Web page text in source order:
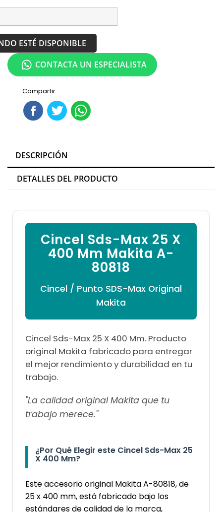
ESTÉ DISPONIBLE
Compartir
CONTACTA UN ESPECIALISTA
DESCRIPCIÓN
DETALLES DEL PRODUCTO
Cincel Sds-Max 25 X
400 Mm Makita A-
80818
Cincel / Punto SDS-Max Original
Makita
Cincel Sds-Max 25 X 400 Mm. Producto
original Makita fabricado para entregar
el mejor rendimiento y durabilidad en tu
trabajo.
"La calidad original Makita que tu
trabajo merece."
¿Por Qué Elegir este Cincel Sds-Max 25
X 400 Mm?
Este accesorio original Makita A-80818, de
25 x 400 mm, está fabricado bajo los
estándares de calidad de la marca,